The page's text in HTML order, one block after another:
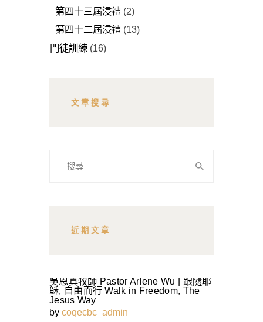
第四十三屆浸禮 (2)
第四十二屆浸禮 (13)
門徒訓練 (16)
文章搜尋
近期文章
吳恩真牧師 Pastor Arlene Wu | 跟隨耶
稣, 自由而行 Walk in Freedom, The
Jesus Way
by coqecbc_admin